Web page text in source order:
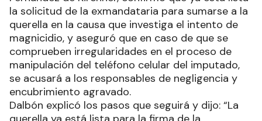
la solicitud de la exmandataria para sumarse a la
querella en la causa que investiga el intento de
magnicidio, y aseguró que en caso de que se
comprueben irregularidades en el proceso de
manipulación del teléfono celular del imputado,
se acusará a los responsables de negligencia y
encubrimiento agravado.
Dalbón explicó los pasos que seguirá y dijo: “La